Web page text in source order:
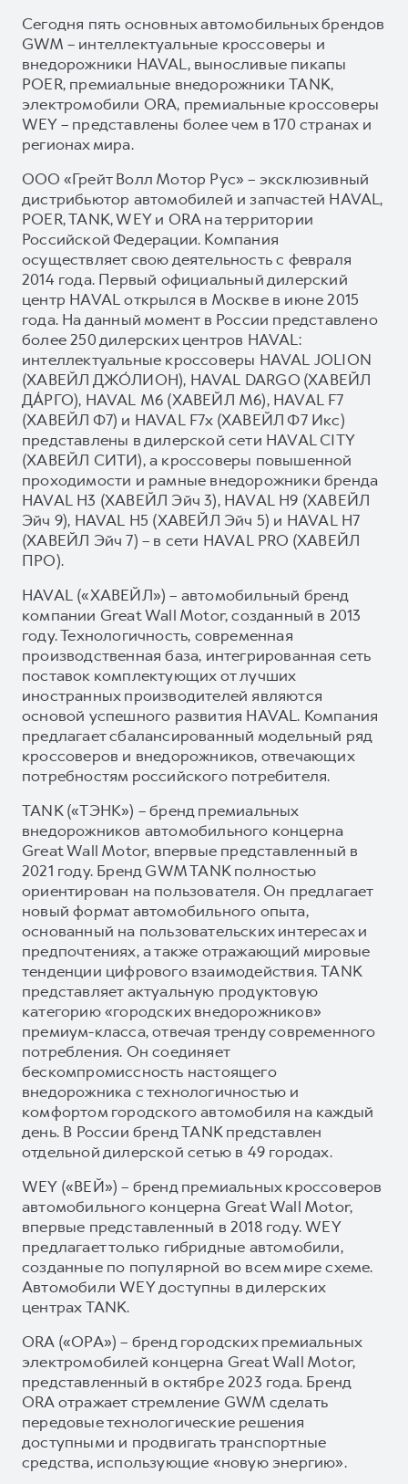
Сегодня пять основных автомобильных брендов
GWM – интеллектуальные кроссоверы и
внедорожники HAVAL, выносливые пикапы
POER, премиальные внедорожники TANK,
электромобили ORA, премиальные кроссоверы
WEY – представлены более чем в 170 странах и
регионах мира.
ООО «Грейт Волл Мотор Рус» – эксклюзивный
дистрибьютор автомобилей и запчастей HAVAL,
POER, TANK, WEY и ORA на территории
Российской Федерации. Компания
осуществляет свою деятельность с февраля
2014 года. Первый официальный дилерский
центр HAVAL открылся в Москве в июне 2015
года. На данный момент в России представлено
более 250 дилерских центров HAVAL:
интеллектуальные кроссоверы HAVAL JOLION
(ХАВЕЙЛ ДЖО́ЛИОН), HAVAL DARGO (ХАВЕЙЛ
ДА́РГО), HAVAL М6 (ХАВЕЙЛ M6), HAVAL F7
(ХАВЕЙЛ Ф7) и HAVAL F7x (ХАВЕЙЛ Ф7 Икс)
представлены в дилерской сети HAVAL CITY
(ХАВЕЙЛ СИТИ), а кроссоверы повышенной
проходимости и рамные внедорожники бренда
HAVAL H3 (ХАВЕЙЛ Эйч 3), HAVAL H9 (ХАВЕЙЛ
Эйч 9), HAVAL H5 (ХАВЕЙЛ Эйч 5) и HAVAL H7
(ХАВЕЙЛ Эйч 7) – в сети HAVAL PRO (ХАВЕЙЛ
ПРО).
HAVAL («ХАВЕЙЛ») – автомобильный бренд
компании Great Wall Motor, созданный в 2013
году. Технологичность, современная
производственная база, интегрированная сеть
поставок комплектующих от лучших
иностранных производителей являются
основой успешного развития HAVAL. Компания
предлагает сбалансированный модельный ряд
кроссоверов и внедорожников, отвечающих
потребностям российского потребителя.
TANK («ТЭНК») – бренд премиальных
внедорожников автомобильного концерна
Great Wall Motor, впервые представленный в
2021 году. Бренд GWM TANK полностью
ориентирован на пользователя. Он предлагает
новый формат автомобильного опыта,
основанный на пользовательских интересах и
предпочтениях, а также отражающий мировые
тенденции цифрового взаимодействия. TANK
представляет актуальную продуктовую
категорию «городских внедорожников»
премиум-класса, отвечая тренду современного
потребления. Он соединяет
бескомпромиссность настоящего
внедорожника с технологичностью и
комфортом городского автомобиля на каждый
день. В России бренд TANK представлен
отдельной дилерской сетью в 49 городах.
WEY («ВЕЙ») – бренд премиальных кроссоверов
автомобильного концерна Great Wall Motor,
впервые представленный в 2018 году. WEY
предлагает только гибридные автомобили,
созданные по популярной во всем мире схеме.
Автомобили WEY доступны в дилерских
центрах TANK.
ORA («ОРА») – бренд городских премиальных
электромобилей концерна Great Wall Motor,
представленный в октябре 2023 года. Бренд
ORA отражает стремление GWM сделать
передовые технологические решения
доступными и продвигать транспортные
средства, использующие «новую энергию».